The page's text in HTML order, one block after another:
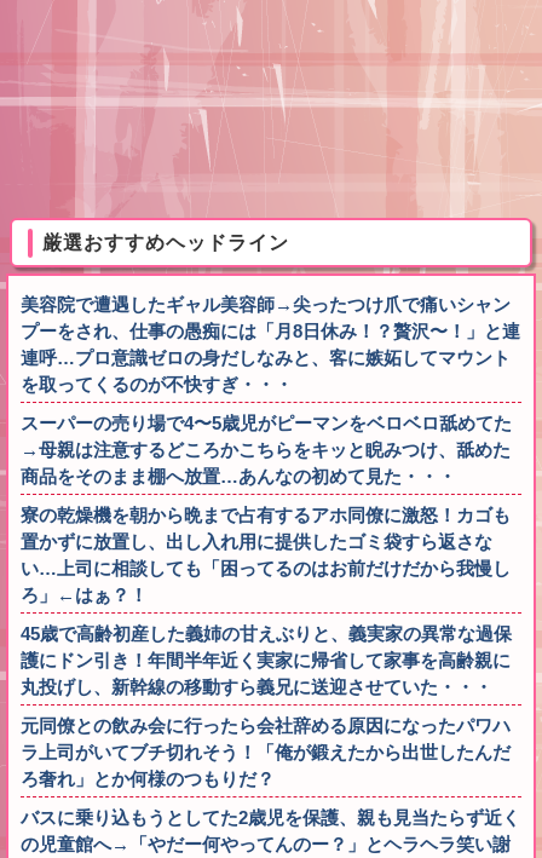
厳選おすすめヘッドライン
美容院で遭遇したギャル美容師→尖ったつけ爪で痛いシャン
プーをされ、仕事の愚痴には「月8日休み！？贅沢〜！」と連
連呼…プロ意識ゼロの身だしなみと、客に嫉妬してマウント
を取ってくるのが不快すぎ・・・
スーパーの売り場で4〜5歳児がピーマンをベロベロ舐めてた
→母親は注意するどころかこちらをキッと睨みつけ、舐めた
商品をそのまま棚へ放置…あんなの初めて見た・・・
寮の乾燥機を朝から晩まで占有するアホ同僚に激怒！カゴも
置かずに放置し、出し入れ用に提供したゴミ袋すら返さな
い…上司に相談しても「困ってるのはお前だけだから我慢し
ろ」←はぁ？！
45歳で高齢初産した義姉の甘えぶりと、義実家の異常な過保
護にドン引き！年間半年近く実家に帰省して家事を高齢親に
丸投げし、新幹線の移動すら義兄に送迎させていた・・・
元同僚との飲み会に行ったら会社辞める原因になったパワハ
ラ上司がいてブチ切れそう！「俺が鍛えたから出世したんだ
ろ奢れ」とか何様のつもりだ？
バスに乗り込もうとしてた2歳児を保護、親も見当たらず近く
の児童館へ→「やだー何やってんのー？」とヘラヘラ笑い謝